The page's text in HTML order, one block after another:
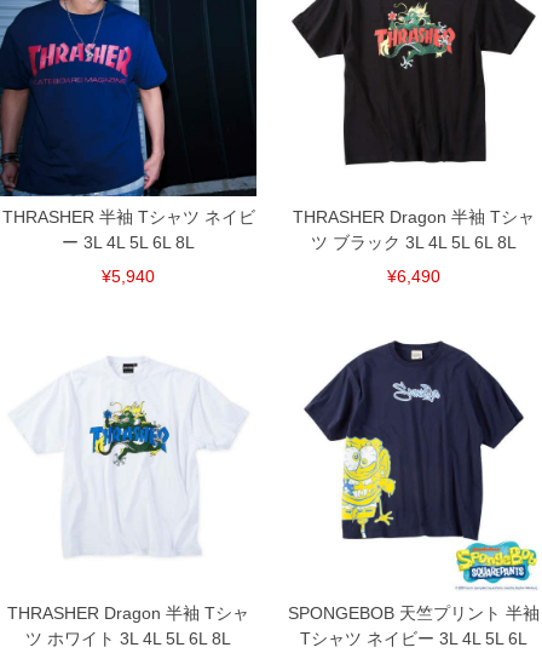
※【返品交換について】
返品交換希望の方は、商品到着後1週間以内にご連絡ください。
下着(肌着)やワイシャツは商品の性質上、返品交換不可とさせて頂いております。予め
ご了承くださいませ。
※【ボトムの裾上げをご希望の場合】
裾上げ料金は500円+税となります。
備考欄に股下●cmとご記入下さい。（裾上げ無料対象商品は1本につき税込6,000円以
上の品が対象。1本5,999円以下の商品は有料（500円+税）となります。）
出荷まで約1週間～20日間程お時間を頂く場合がございます。
尚、裾上げした商品は返品・交換不可となりますので、予めご了承下さい。
一部、お直しに対応出来ない商品がございます。(例：裾にファスナーや調節ひもが付
いている、極端なデザインが施されている等)
※商品によって若干のサイズの誤差がございます。また、お客様がご使用の環境（コ
舗からのお取り寄せ等により、お客様にご迷惑をお掛けしてしまう場合がございま
す。そのようなことがない様最大限に努めておりますが、もしあった場合速やかにご
連絡させて頂きますので予めご了承ください。
THRASHER 半袖 Tシャツ ネイビ
ー 3L 4L 5L 6L 8L
¥5,940
THRASHER Dragon 半袖 Tシャ
ツ ブラック 3L 4L 5L 6L 8L
¥6,490
THRASHER Dragon 半袖 Tシャ
ツ ホワイト 3L 4L 5L 6L 8L
SPONGEBOB 天竺プリント 半袖
Tシャツ ネイビー 3L 4L 5L 6L